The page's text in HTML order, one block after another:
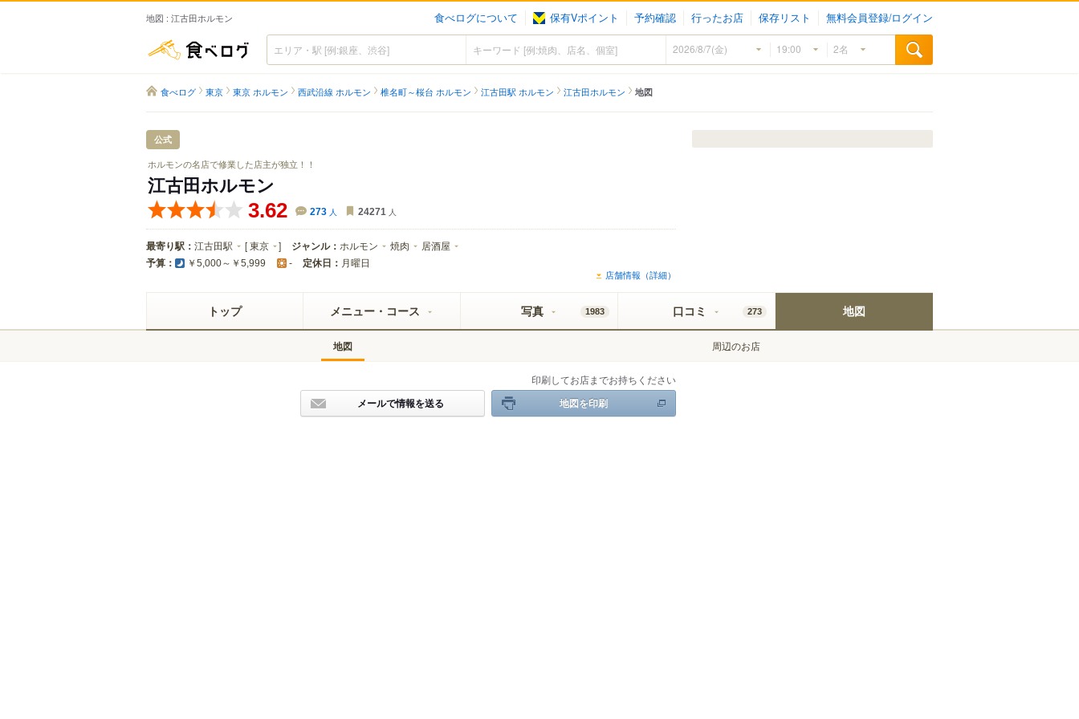
地図 : 江古田ホルモン 食べログについて 保有Vポイント 予約確認 行ったお店 保存リスト 無料会員登録/ログイン
食べログ
食べログ 東京 東京 ホルモン 西武沿線 ホルモン 椎名町～桜台 ホルモン 江古田駅 ホルモン 江古田ホルモン 地図
公式
ホルモンの名店で修業した店主が独立！！
江古田ホルモン
3.62 273 人 24271 人
最寄り駅： 江古田駅 [東京 ] ジャンル： ホルモン 焼肉 居酒屋
予算： ￥5,000～￥5,999 - 定休日： 月曜日
店舗情報（詳細）
トップ メニュー・コース 写真 1983 口コミ 273 地図
地図 周辺のお店
印刷してお店までお持ちください
メールで情報を送る 地図を印刷